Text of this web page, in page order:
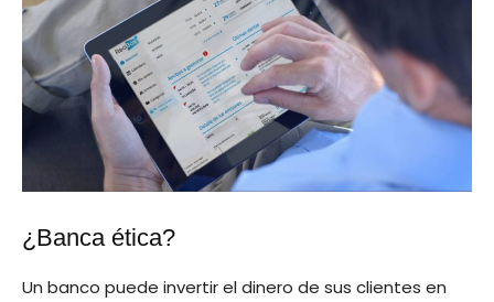
¿Banca ética?
Un banco puede invertir el dinero de sus clientes en